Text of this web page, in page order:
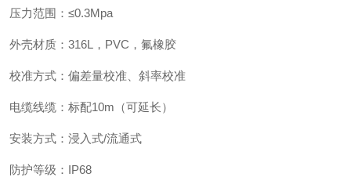
压力范围：≤0.3Mpa
外壳材质：316L，PVC，氟橡胶
校准方式：偏差量校准、斜率校准
电缆线缆：标配10m（可延长）
安装方式：浸入式/流通式
防护等级：IP68